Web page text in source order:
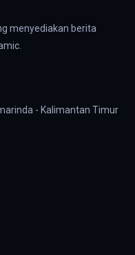
menyediakan berita
- Kalimantan Timur